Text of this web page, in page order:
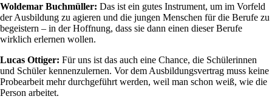
Woldemar Buchmüller: Das ist ein gutes Instrument, um im Vorfeld
der Ausbildung zu agieren und die jungen Menschen für die Berufe zu
begeistern – in der Hoffnung, dass sie dann einen dieser Berufe
wirklich erlernen wollen.
Lucas Ottiger: Für uns ist das auch eine Chance, die Schülerinnen
und Schüler kennenzulernen. Vor dem Ausbildungsvertrag muss keine
Probearbeit mehr durchgeführt werden, weil man schon weiß, wie die
Person arbeitet.